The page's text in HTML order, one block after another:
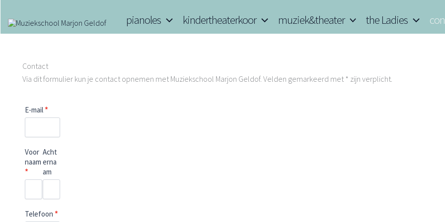
naar
de
pianoles kindertheaterkoor muziek&theater the Ladies
Contact
Via dit formulier kun je contact opnemen met Muziekschool Marjon Geldof. Velden gemarkeerd met * zijn verplicht.
Contact
E-mail *
Voor
naam
*
Acht
erna
am
Telefoon *